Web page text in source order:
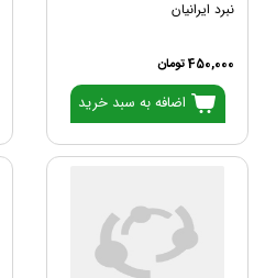
نبرد ایرانیان
450,000 تومان
اضافه به سبد خرید